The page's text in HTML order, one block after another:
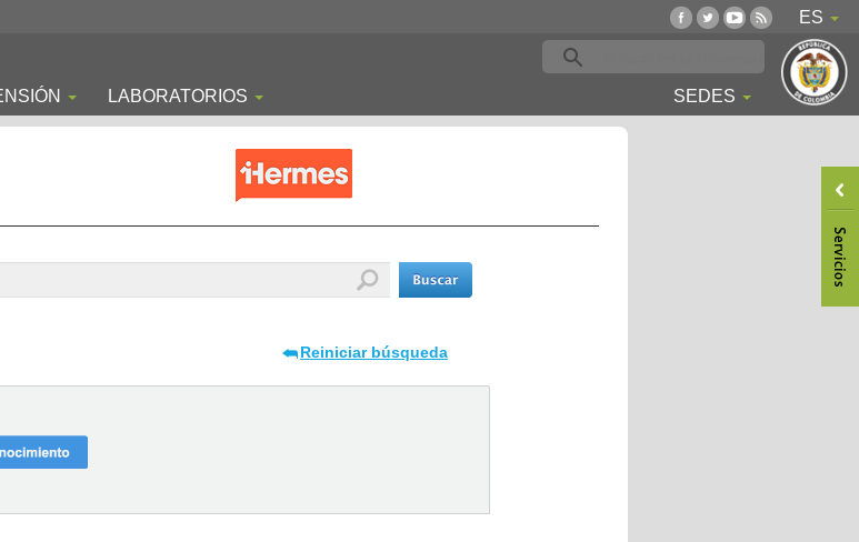
ES
LABORATORIOS SEDES
Reiniciar búsqueda